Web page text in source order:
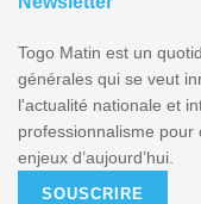
Togo Matin est un
générales qui se veut
l'actualité nationale et
professionnalisme
enjeux d’aujourd’hui.
SOUSCRIRE